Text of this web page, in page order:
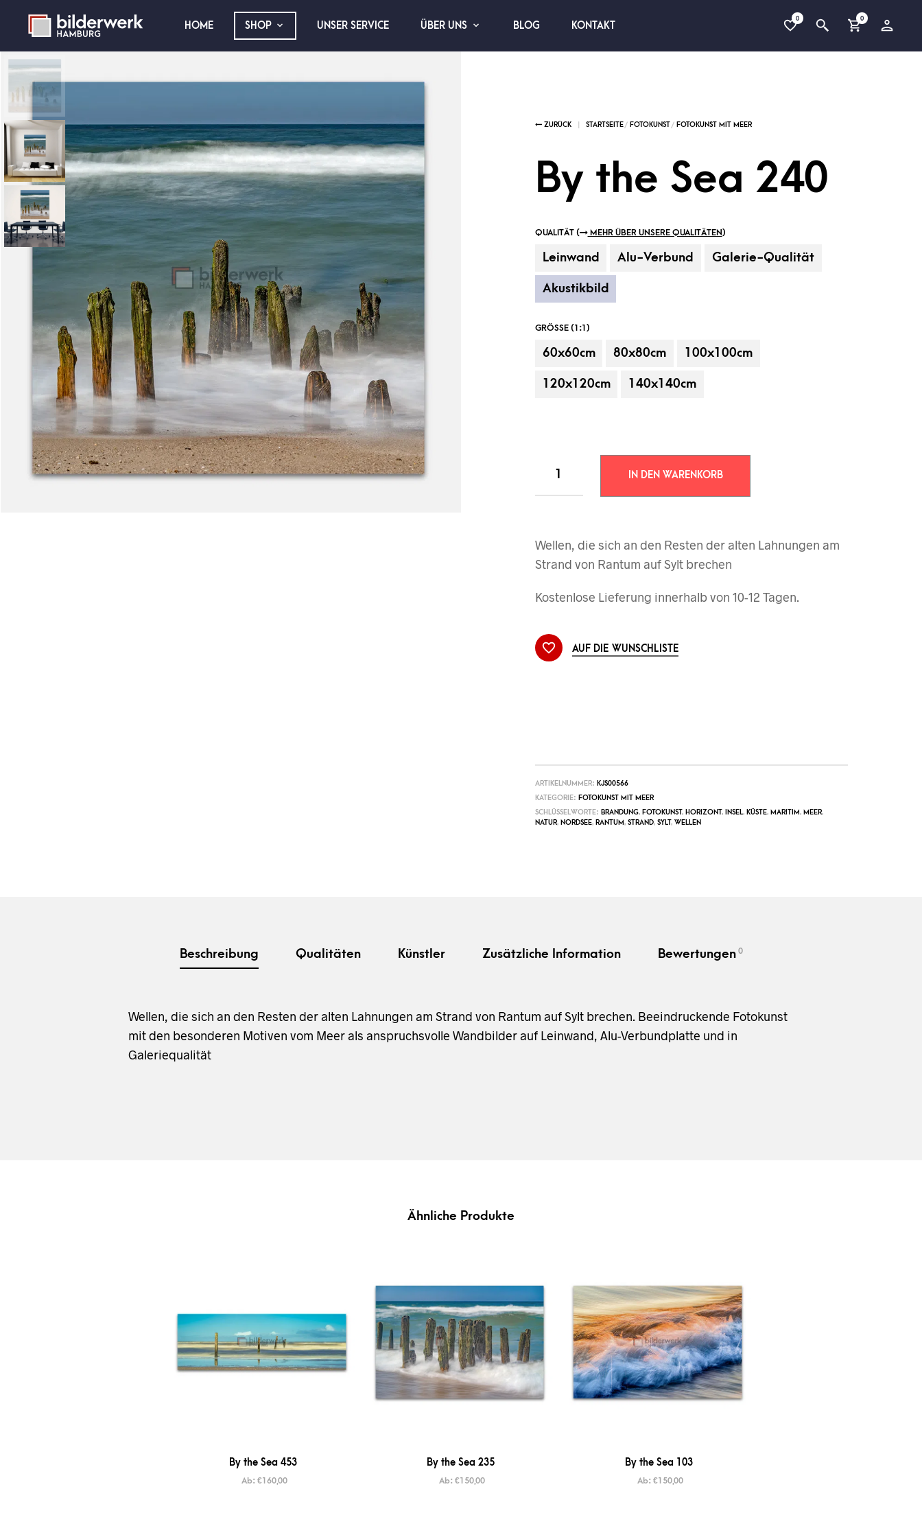
HOME SHOP UNSER SERVICE ÜBER UNS BLOG KONTAKT
0 0
Beispielanbringung, Dekorationsartikel gehören nicht zum Leistungsumfang.
By the Sea 240
QUALITÄT ( MEHR ÜBER UNSERE QUALITÄTEN)
Leinwand Alu-Verbund Galerie-Qualität
Akustikbild
GRÖSSE (1:1)
60x60cm 80x80cm 100x100cm
120x120cm 140x140cm
IN DEN WARENKORB
Wellen, die sich an den Resten der alten Lahnungen am
Strand von Rantum auf Sylt brechen
Kostenlose Lieferung innerhalb von 10-12 Tagen.
AUF DIE WUNSCHLISTE
ARTIKELNUMMER: KJS00566
KATEGORIE: FOTOKUNST MIT MEER
SCHLÜSSELWORTE: BRANDUNG, FOTOKUNST, HORIZONT, INSEL, KÜSTE, MARITIM, MEER,
NATUR, NORDSEE, RANTUM, STRAND, SYLT, WELLEN
Beschreibung Qualitäten Künstler Zusätzliche Information Bewertungen 0
Wellen, die sich an den Resten der alten Lahnungen am Strand von Rantum auf Sylt brechen. Beeindruckende Fotokunst
mit den besonderen Motiven vom Meer als anspruchsvolle Wandbilder auf Leinwand, Alu-Verbundplatte und in
Galeriequalität
Ähnliche Produkte
By the Sea 453
Ab: €160,00
By the Sea 235
Ab:€150,00
By the Sea 103
Ab:€150,00